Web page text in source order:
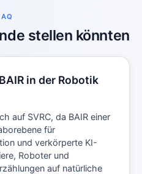
stellen könnten
in der Robotik
auf SVRC, da BAIR einer
für
und verkörperte KI-
Roboter und
auf natürliche